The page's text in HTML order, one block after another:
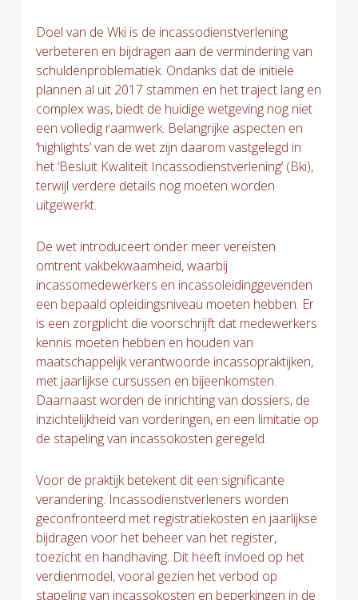
Doel van de Wki is de incassodienstverlening
verbeteren en bijdragen aan de vermindering van
schuldenproblematiek. Ondanks dat de initiële
plannen al uit 2017 stammen en het traject lang en
complex was, biedt de huidige wetgeving nog niet
een volledig raamwerk. Belangrijke aspecten en
‘highlights’ van de wet zijn daarom vastgelegd in
het ‘Besluit Kwaliteit Incassodienstverlening’ (Bki),
terwijl verdere details nog moeten worden
uitgewerkt.
De wet introduceert onder meer vereisten
omtrent vakbekwaamheid, waarbij
incassomedewerkers en incassoleidinggevenden
een bepaald opleidingsniveau moeten hebben. Er
is een zorgplicht die voorschrijft dat medewerkers
kennis moeten hebben en houden van
maatschappelijk verantwoorde incassopraktijken,
met jaarlijkse cursussen en bijeenkomsten.
Daarnaast worden de inrichting van dossiers, de
inzichtelijkheid van vorderingen, en een limitatie op
de stapeling van incassokosten geregeld.
Voor de praktijk betekent dit een significante
verandering. Incassodienstverleners worden
geconfronteerd met registratiekosten en jaarlijkse
bijdragen voor het beheer van het register,
toezicht en handhaving. Dit heeft invloed op het
verdienmodel, vooral gezien het verbod op
stapeling van incassokosten en beperkingen in de